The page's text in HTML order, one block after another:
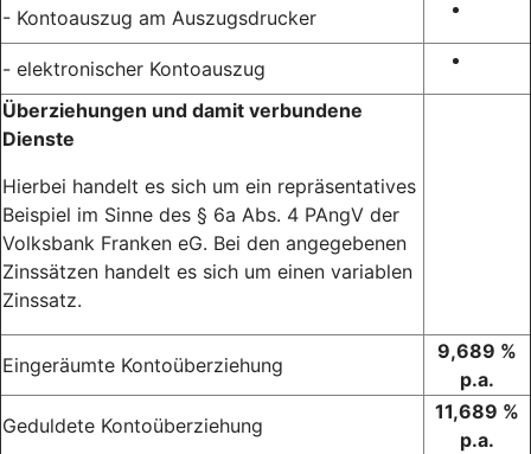
- Kontoauszug am Auszugsdrucker
- elektronischer Kontoauszug
Überziehungen und damit verbundene
Dienste
Hierbei handelt es sich um ein repräsentatives
Beispiel im Sinne des § 6a Abs. 4 PAngV der
Volksbank Franken eG. Bei den angegebenen
Zinssätzen handelt es sich um einen variablen
Zinssatz.
Eingeräumte Kontoüberziehung
9,689 %
p.a.
Geduldete Kontoüberziehung
11,689 %
p.a.